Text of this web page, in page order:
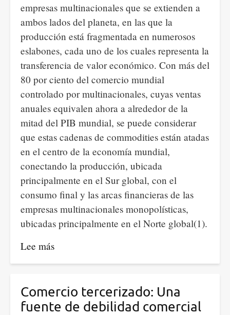
empresas multinacionales que se extienden a
ambos lados del planeta, en las que la
producción está fragmentada en numerosos
eslabones, cada uno de los cuales representa la
transferencia de valor económico. Con más del
80 por ciento del comercio mundial
controlado por multinacionales, cuyas ventas
anuales equivalen ahora a alrededor de la
mitad del PIB mundial, se puede considerar
que estas cadenas de commodities están atadas
en el centro de la economía mundial,
conectando la producción, ubicada
principalmente en el Sur global, con el
consumo final y las arcas financieras de las
empresas multinacionales monopolísticas,
ubicadas principalmente en el Norte global(1).
Lee más
globales
de
Comercio tercerizado: Una
fuente de debilidad comercial